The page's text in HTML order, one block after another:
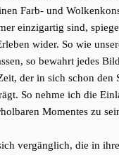
Farb- und
einzigartig sind,
wider. So wie
so bewahrt jedes
der in sich schon den
So nehme ich die
Momentes zu
vergänglich, die in